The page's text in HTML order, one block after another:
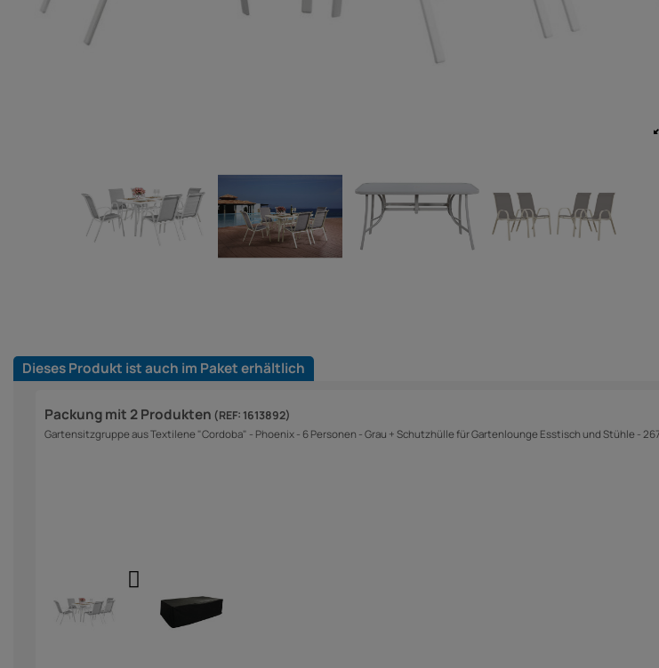
Dieses Produkt ist auch im Paket erhältlich
Packung mit 2 Produkten (REF: 1613892)
Gartensitzgruppe aus Textilene "Cordoba" - Phoenix - 6 Personen - Grau + Schutzhülle für Gartenlounge Esstisch und Stühle - 267